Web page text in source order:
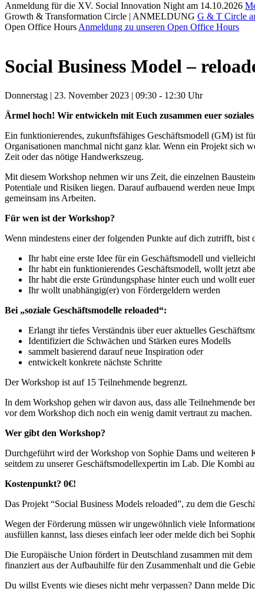
Anmeldung für die XV. Social Innovation Night am 14.10.2026
Growth & Transformation Circle | ANMELDUNG G & T Circle
Open Office Hours Anmeldung zu unseren Open Office Hours
Social Business Model –
Donnerstag | 23. November 2023 | 09:30 - 12:30 Uhr
Ärmel hoch! Wir entwickeln mit Euch zusammen euer
Ein funktionierendes, zukunftsfähiges Geschäftsmodell (GM) ist
Organisationen manchmal nicht ganz klar. Wenn ein Projekt sich
Zeit oder das nötige Handwerkszeug.
Mit diesem Workshop nehmen wir uns Zeit, die einzelnen
Potentiale und Risiken liegen. Darauf aufbauend werden neue
gemeinsam ins Arbeiten.
Für wen ist der Workshop?
Wenn mindestens einer der folgenden Punkte auf dich zutrifft, bist
Ihr habt eine erste Idee für ein Geschäftsmodell und
Ihr habt ein funktionierendes Geschäftsmodell, wollt jetzt
Ihr habt die erste Gründungsphase hinter euch und wollt
Ihr wollt unabhängig(er) von Fördergeldern werden
Bei „soziale Geschäftsmodelle reloaded“:
Erlangt ihr tiefes Verständnis über euer aktuelles
Identifiziert die Schwächen und Stärken eures Modells
sammelt basierend darauf neue Inspiration oder
entwickelt konkrete nächste Schritte
Der Workshop ist auf 15 Teilnehmende begrenzt.
In dem Workshop gehen wir davon aus, dass alle Teilnehmende
vor dem Workshop dich noch ein wenig damit vertraut zu
Wer gibt den Workshop?
Durchgeführt wird der Workshop von Sophie Dams und weiteren
seitdem zu unserer Geschäftsmodellexpertin im Lab. Die Kombi
Kostenpunkt? 0€!
Das Projekt “Social Business Models reloaded”, zu dem die
Wegen der Förderung müssen wir ungewöhnlich viele
ausfüllen kannst, lass dieses einfach leer oder melde dich bei
Die Europäische Union fördert in Deutschland zusammen mit
finanziert aus der Aufbauhilfe für den Zusammenhalt und die
Du willst Events wie dieses nicht mehr verpassen? Dann melde